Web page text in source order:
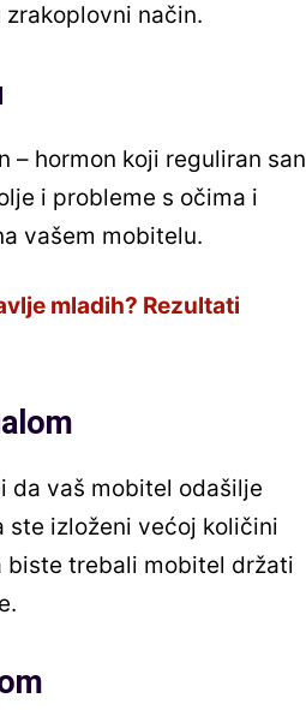
način.
– hormon koji reguliran san
i probleme s očima i
vašem mobitelu.
mladih? Rezultati
da vaš mobitel odašilje
ste izloženi većoj količini
biste trebali mobitel držati